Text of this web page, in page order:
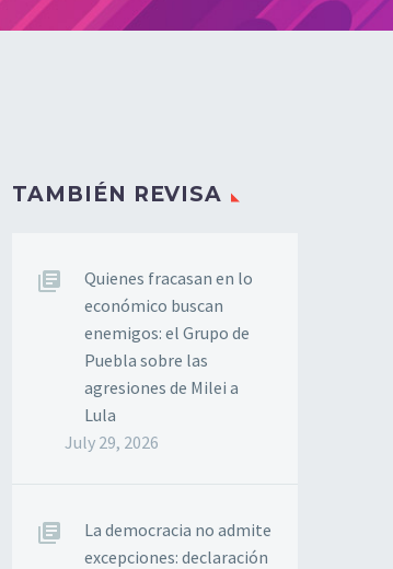
TAMBIÉN REVISA
Quienes fracasan en lo
económico buscan
enemigos: el Grupo de
Puebla sobre las
agresiones de Milei a
Lula
July 29, 2026
La democracia no admite
excepciones: declaración